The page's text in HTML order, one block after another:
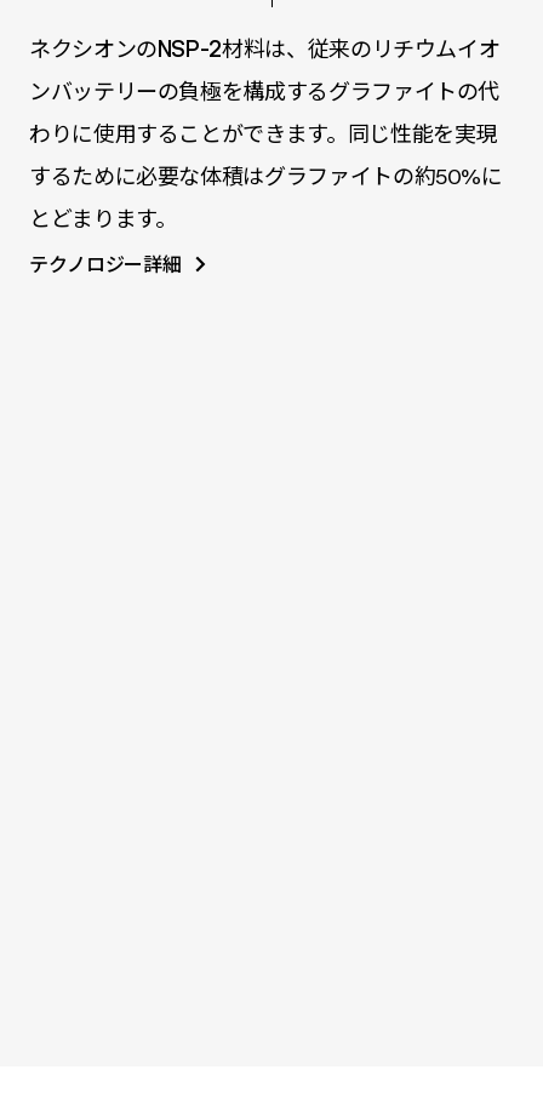
ネクシオンのNSP-2材料は、従来のリチウムイオ
ンバッテリーの負極を構成するグラファイトの代
わりに使用することができます。同じ性能を実現
するために必要な体積はグラファイトの約50%に
とどまります。
テクノロジー詳細